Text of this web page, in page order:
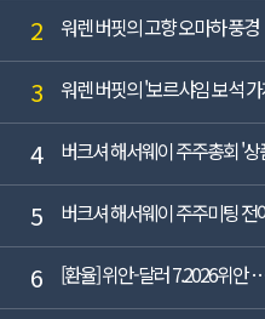
2 워렌 버핏의 고향 오마하 풍경
3 워렌 버핏의 '보르샤임 보석 가
4 버크셔 해서웨이 주주총회 '
5 버크셔 해서웨이 주주미팅 전
6 [환율] 위안-달러 7.2026위안